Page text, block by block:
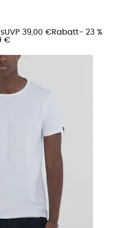
UVP 39,00 €Rabatt- 23 %
€